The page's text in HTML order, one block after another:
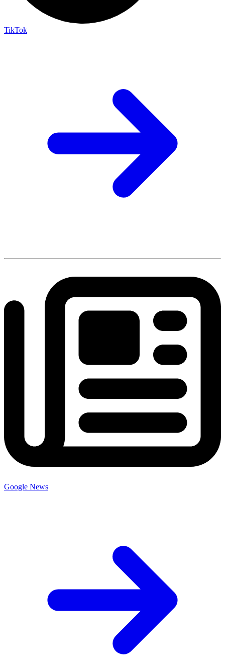
TikTok
Google News